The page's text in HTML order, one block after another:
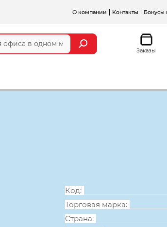
О компании Контакты Бонусы
Заказы
Код:
Торговая марка:
Страна: